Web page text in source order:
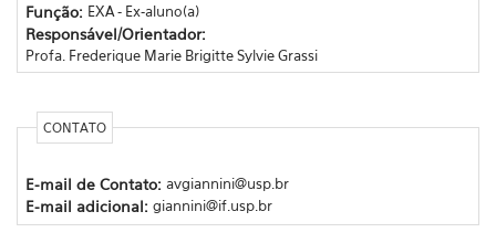
Função: EXA - Ex-aluno(a)
Responsável/Orientador:
Profa. Frederique Marie Brigitte Sylvie Grassi
CONTATO
E-mail de Contato: avgiannini@usp.br
E-mail adicional: giannini@if.usp.br